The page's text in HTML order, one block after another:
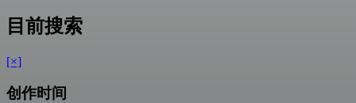
目前搜索
[×]
创作时间